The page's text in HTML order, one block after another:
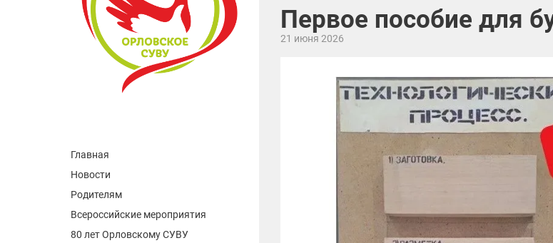
Главная
Новости
Родителям
Всероссийские мероприятия
80 лет Орловскому СУВУ
Первое пособие для
21 июня 2026